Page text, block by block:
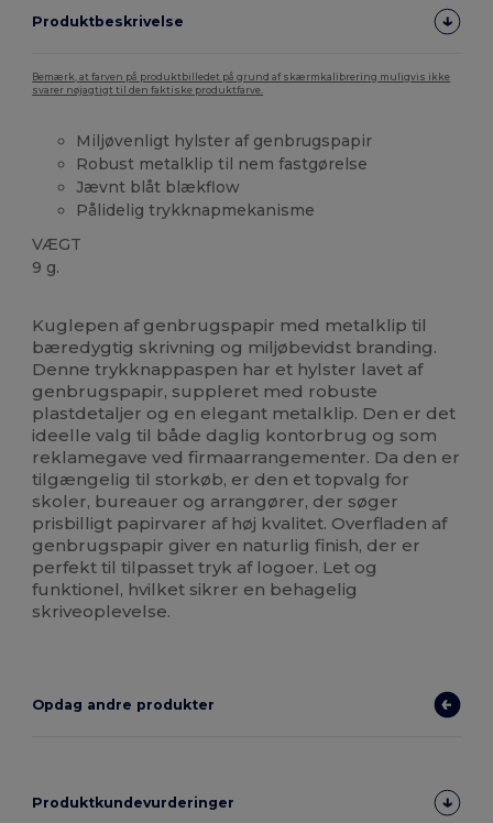
Produktbeskrivelse
Bemærk, at farven på produktbilledet på grund af skærmkalibrering muligvis ikke
svarer nøjagtigt til den faktiske produktfarve.
Miljøvenligt hylster af genbrugspapir
Robust metalklip til nem fastgørelse
Jævnt blåt blækflow
Pålidelig trykknapmekanisme
VÆGT
9 g.
Kuglepen af genbrugspapir med metalklip til
bæredygtig skrivning og miljøbevidst branding.
Denne trykknappaspen har et hylster lavet af
genbrugspapir, suppleret med robuste
plastdetaljer og en elegant metalklip. Den er det
ideelle valg til både daglig kontorbrug og som
reklamegave ved firmaarrangementer. Da den er
tilgængelig til storkøb, er den et topvalg for
skoler, bureauer og arrangører, der søger
prisbilligt papirvarer af høj kvalitet. Overfladen af
genbrugspapir giver en naturlig finish, der er
perfekt til tilpasset tryk af logoer. Let og
funktionel, hvilket sikrer en behagelig
skriveoplevelse.
Opdag andre produkter
Produktkundevurderinger